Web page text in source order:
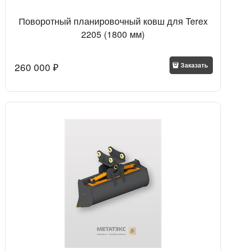
Поворотный планировочный ковш для Terex
2205 (1800 мм)
260 000 ₽ Заказать